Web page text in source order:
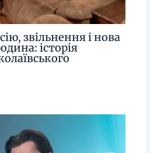
звільнення і нова
історія